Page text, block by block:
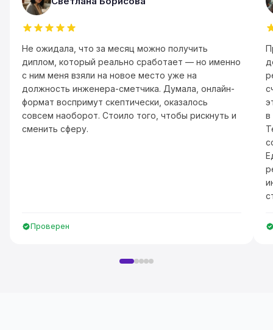
Не ожидала, что за месяц можно получить
диплом, который реально сработает — но именно
с ним меня взяли на новое место уже на
должность инженера-сметчика. Думала, онлайн-
формат воспримут скептически, оказалось
совсем наоборот. Стоило того, чтобы рискнуть и
сменить сферу.
Проверен
в